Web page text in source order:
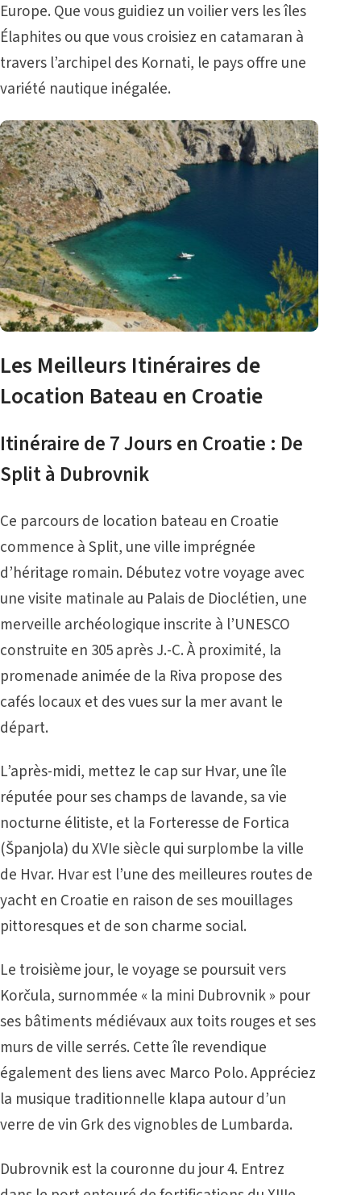
Europe. Que vous guidiez un voilier vers les îles
Élaphites ou que vous croisiez en catamaran à
travers l’archipel des Kornati, le pays offre une
variété nautique inégalée.
Les Meilleurs Itinéraires de
Location Bateau en Croatie
Itinéraire de 7 Jours en Croatie : De
Split à Dubrovnik
Ce parcours de location bateau en Croatie
commence à Split, une ville imprégnée
d’héritage romain. Débutez votre voyage avec
une visite matinale au Palais de Dioclétien, une
merveille archéologique inscrite à l’UNESCO
construite en 305 après J.-C. À proximité, la
promenade animée de la Riva propose des
cafés locaux et des vues sur la mer avant le
départ.
L’après-midi, mettez le cap sur Hvar, une île
réputée pour ses champs de lavande, sa vie
nocturne élitiste, et la Forteresse de Fortica
(Španjola) du XVIe siècle qui surplombe la ville
de Hvar. Hvar est l’une des meilleures routes de
yacht en Croatie en raison de ses mouillages
pittoresques et de son charme social.
Le troisième jour, le voyage se poursuit vers
Korčula, surnommée « la mini Dubrovnik » pour
ses bâtiments médiévaux aux toits rouges et ses
murs de ville serrés. Cette île revendique
également des liens avec Marco Polo. Appréciez
la musique traditionnelle klapa autour d’un
verre de vin Grk des vignobles de Lumbarda.
Dubrovnik est la couronne du jour 4. Entrez